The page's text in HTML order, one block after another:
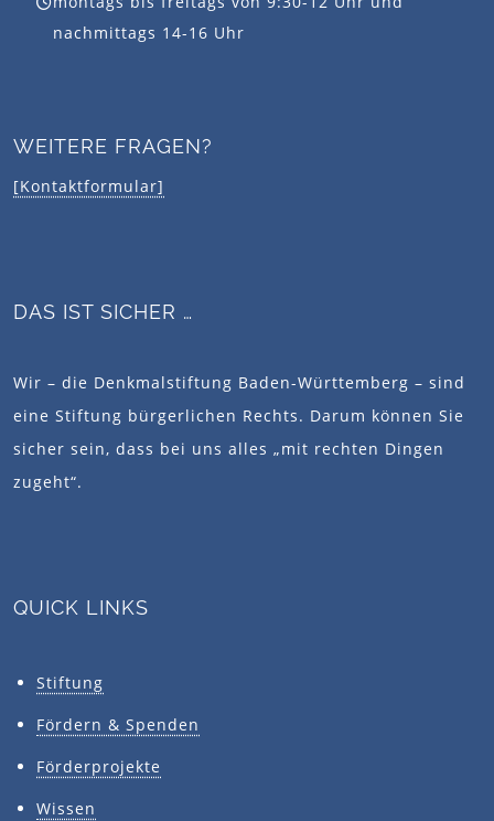
nachmittags 14-16 Uhr
WEITERE FRAGEN?
[Kontaktformular]
DAS IST SICHER …
Wir – die Denkmalstiftung Baden-Württemberg – sind
eine Stiftung bürgerlichen Rechts. Darum können Sie
sicher sein, dass bei uns alles „mit rechten Dingen
zugeht“.
QUICK LINKS
Stiftung
Fördern & Spenden
Förderprojekte
Wissen